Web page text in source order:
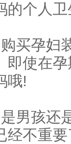
的个人
买孕妇
即使在
哦!
男孩还
经不重